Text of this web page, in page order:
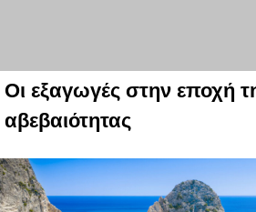
Οι εξαγωγές στην εποχή
αβεβαιότητας